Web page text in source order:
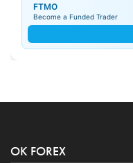
FTMO
Become a Funded Trader
OK FOREX